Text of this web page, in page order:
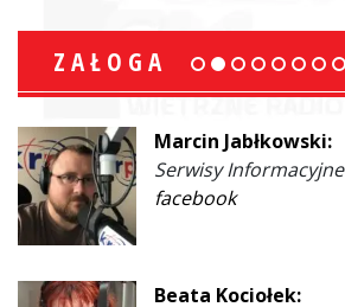
ZAŁOGA
Marcin Jabłkowski:
Serwisy Informacyjne
facebook
Beata Kociołek: